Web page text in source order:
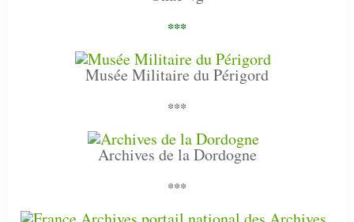
***
Musée Militaire du Périgord
***
Archives de la Dordogne
***